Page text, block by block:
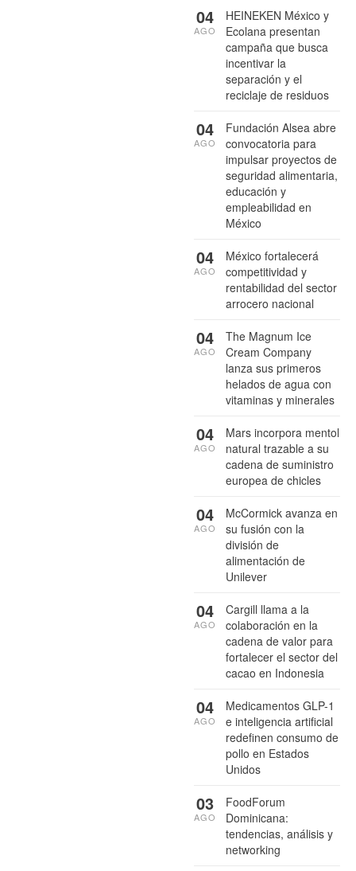
HEINEKEN México y
Ecolana presentan
campaña que busca
incentivar la
separación y el
reciclaje de residuos
04
AGO
Fundación Alsea abre
convocatoria para
impulsar proyectos de
seguridad alimentaria,
educación y
empleabilidad en
México
04
AGO
México fortalecerá
competitividad y
rentabilidad del sector
arrocero nacional
04
AGO
The Magnum Ice
Cream Company
lanza sus primeros
helados de agua con
vitaminas y minerales
04
AGO
Mars incorpora mentol
natural trazable a su
cadena de suministro
europea de chicles
04
AGO
McCormick avanza en
su fusión con la
división de
alimentación de
Unilever
04
AGO
Cargill llama a la
colaboración en la
cadena de valor para
fortalecer el sector del
cacao en Indonesia
04
AGO
Medicamentos GLP-1
e inteligencia artificial
redefinen consumo de
pollo en Estados
Unidos
04
AGO
FoodForum
Dominicana:
tendencias, análisis y
networking
03
AGO